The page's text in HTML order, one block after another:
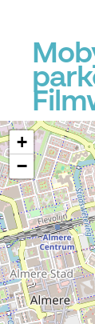
+
−